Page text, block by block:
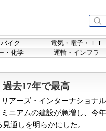
イク 電気・電子・ＩＴ
・化学 運輸・インフラ
去17年で最高
アーズ・インターナショナ
ニアムの建設が急増し、今
通しを明らかにした。